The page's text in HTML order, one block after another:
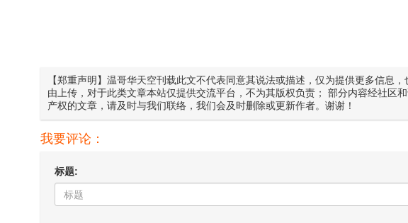
【郑重声明】温哥华天空刊载此文不代表同意其说法或描述，仅为提供更多信息
由上传，对于此类文章本站仅提供交流平台，不为其版权负责； 部分内容经社区
产权的文章，请及时与我们联络，我们会及时删除或更新作者。谢谢！
我要评论：
标题: